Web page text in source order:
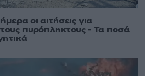
οι αιτήσεις για
πυρόπληκτους - Τα ποσά